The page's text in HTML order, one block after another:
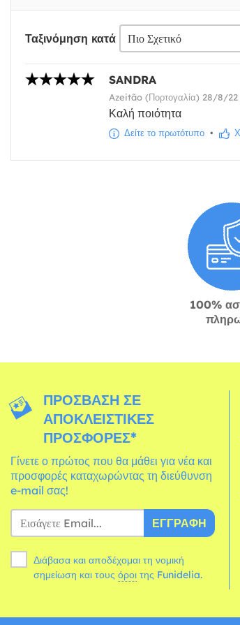
Ταξινόμηση κατά
SANDRA
Azeitão (Πορτογαλία) 28/8/22
Καλή ποιότητα
Δείτε το πρωτότυπο •
100%
ΠΡΌΣΒΑΣΗ ΣΕ
ΑΠΟΚΛΕΙΣΤΙΚΈΣ
ΠΡΟΣΦΟΡΈΣ*
Γίνετε ο πρώτος που θα μάθει για νέα και
προσφορές καταχωρώντας τη διεύθυνση
e-mail σας!
ΕΓΓΡΑΦΉ
Διάβασα και αποδέχομαι τη νομική
σημείωση και τους όροι της Funidelia.